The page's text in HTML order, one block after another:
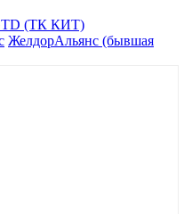
(ТК КИТ)
ЖелдорАльянс (бывшая